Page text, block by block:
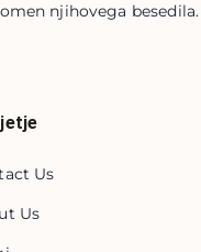
njihovega besedila.
Us
Us